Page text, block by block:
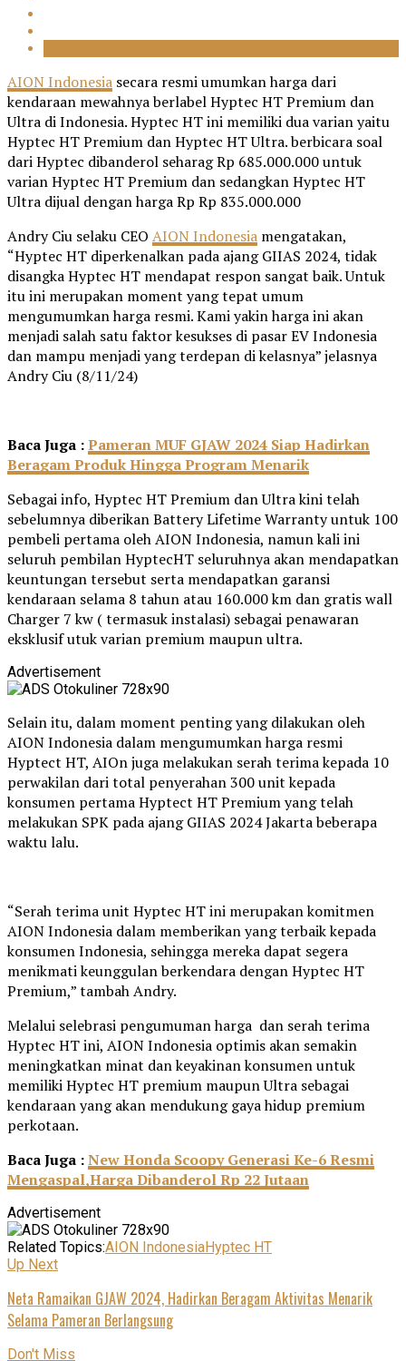
AION Indonesia secara resmi umumkan harga dari
kendaraan mewahnya berlabel Hyptec HT Premium dan
Ultra di Indonesia. Hyptec HT ini memiliki dua varian yaitu
Hyptec HT Premium dan Hyptec HT Ultra. berbicara soal
dari Hyptec dibanderol seharag Rp 685.000.000 untuk
varian Hyptec HT Premium dan sedangkan Hyptec HT
Ultra dijual dengan harga Rp Rp 835.000.000
Andry Ciu selaku CEO AION Indonesia mengatakan,
“Hyptec HT diperkenalkan pada ajang GIIAS 2024, tidak
disangka Hyptec HT mendapat respon sangat baik. Untuk
itu ini merupakan moment yang tepat umum
mengumumkan harga resmi. Kami yakin harga ini akan
menjadi salah satu faktor kesukses di pasar EV Indonesia
dan mampu menjadi yang terdepan di kelasnya” jelasnya
Andry Ciu (8/11/24)
Baca Juga :Pameran MUF GJAW 2024 Siap Hadirkan
Beragam Produk Hingga Program Menarik
Sebagai info, Hyptec HT Premium dan Ultra kini telah
sebelumnya diberikan Battery Lifetime Warranty untuk 100
pembeli pertama oleh AION Indonesia, namun kali ini
seluruh pembilan HyptecHT seluruhnya akan mendapatkan
keuntungan tersebut serta mendapatkan garansi
kendaraan selama 8 tahun atau 160.000 km dan gratis wall
Charger 7 kw ( termasuk instalasi) sebagai penawaran
eksklusif utuk varian premium maupun ultra.
Advertisement
Selain itu, dalam moment penting yang dilakukan oleh
AION Indonesia dalam mengumumkan harga resmi
Hyptect HT, AIOn juga melakukan serah terima kepada 10
perwakilan dari total penyerahan 300 unit kepada
konsumen pertama Hyptect HT Premium yang telah
melakukan SPK pada ajang GIIAS 2024 Jakarta beberapa
waktu lalu.
“Serah terima unit Hyptec HT ini merupakan komitmen
AION Indonesia dalam memberikan yang terbaik kepada
konsumen Indonesia, sehingga mereka dapat segera
menikmati keunggulan berkendara dengan Hyptec HT
Premium,” tambah Andry.
Melalui selebrasi pengumuman harga dan serah terima
Hyptec HT ini, AION Indonesia optimis akan semakin
meningkatkan minat dan keyakinan konsumen untuk
memiliki Hyptec HT premium maupun Ultra sebagai
kendaraan yang akan mendukung gaya hidup premium
perkotaan.
Baca Juga :New Honda Scoopy Generasi Ke-6 Resmi
Mengaspal,Harga Dibanderol Rp 22 Jutaan
Advertisement
Related Topics:AION IndonesiaHyptec HT
Up Next
Neta Ramaikan GJAW 2024, Hadirkan Beragam Aktivitas Menarik
Selama Pameran Berlangsung
Don't Miss